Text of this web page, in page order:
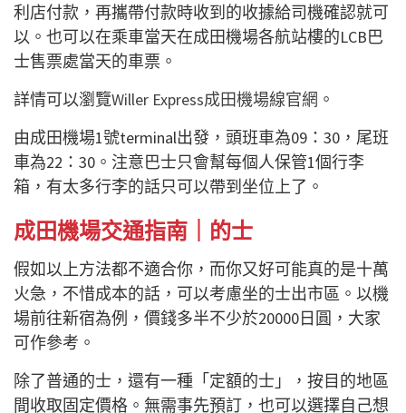
利店付款，再攜帶付款時收到的收據給司機確認就可
以。也可以在乘車當天在成田機場各航站樓的LCB巴
士售票處當天的車票。
詳情可以瀏覽Willer Express成田機場線官網 。
由成田機場1號terminal出發，頭班車為09：30，尾班
車為22：30。注意巴士只會幫每個人保管1個行李
箱，有太多行李的話只可以帶到坐位上了。
成田機場交通指南｜的士
假如以上方法都不適合你，而你又好可能真的是十萬
火急，不惜成本的話，可以考慮坐的士出市區。以機
場前往新宿為例，價錢多半不少於20000日圓，大家
可作參考。
除了普通的士，還有一種「定額的士」，按目的地區
間收取固定價格。無需事先預訂，也可以選擇自己想